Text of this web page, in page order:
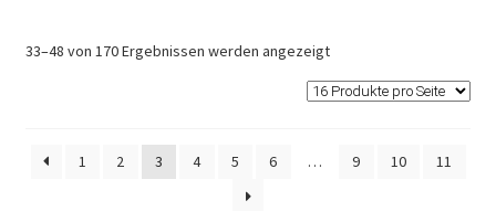
33–48 von 170 Ergebnissen werden angezeigt
1 2 3 4 5 6 … 9 10 11